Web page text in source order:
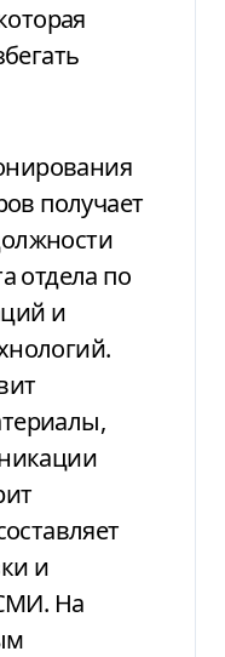
получает
отдела по
и
и
На